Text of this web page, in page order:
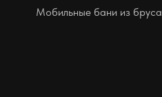
Мобильные бани из бруса